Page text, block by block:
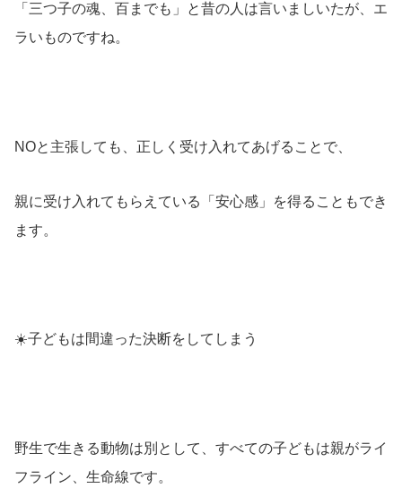
「三つ子の魂、百までも」と昔の人は言いましいたが、エ
ラいものですね。
NOと主張しても、正しく受け入れてあげることで、
親に受け入れてもらえている「安心感」を得ることもでき
ます。
☀️子どもは間違った決断をしてしまう
野生で生きる動物は別として、すべての子どもは親がライ
フライン、生命線です。